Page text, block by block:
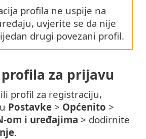
profila ne uspije na
uvjerite se da nije
drugi povezani profil.
za prijavu
profil za registraciju,
Postavke > Općenito >
om i uređajima > dodirnite
.